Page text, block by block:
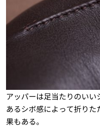
アッパーは足当たりのい
あるシボ感によって折り
果もある。